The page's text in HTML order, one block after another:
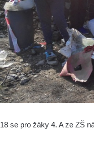
se pro žáky 4. A ze ZŠ